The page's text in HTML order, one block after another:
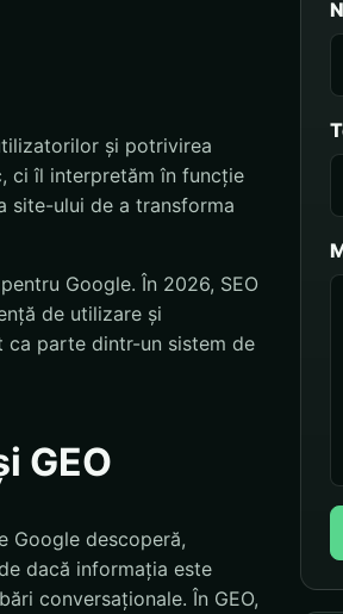
și potrivirea
ci îl interpretăm în funcție
site-ului de a transforma
Google. În 2026, SEO
de utilizare și
ca parte dintr-un sistem de
GEO
Google descoperă,
dacă informația este
conversaționale. În GEO,